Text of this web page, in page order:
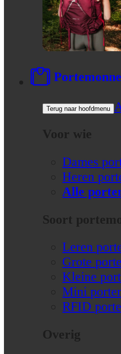
Terug naar hoofdmenu
Voor wie
Dames
Heren
Alle
Soort
Leren
Grote
Kleine
Mini
RFID
Overig